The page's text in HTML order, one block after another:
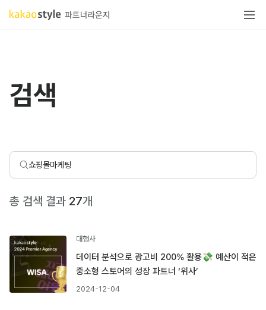
검색
총 검색 결과 27개
대행사
데이터 분석으로 광고비 200% 활용💸 예산이 적은
중소형 스토어의 성장 파트너 ‘위사’
2024-12-04